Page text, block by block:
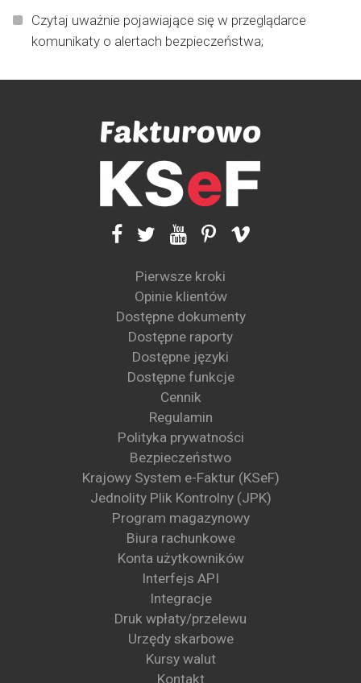
Czytaj uważnie pojawiające się w przeglądarce
komunikaty o alertach bezpieczeństwa;
Pierwsze kroki
Opinie klientów
Dostępne dokumenty
Dostępne raporty
Dostępne języki
Dostępne funkcje
Cennik
Regulamin
Polityka prywatności
Bezpieczeństwo
Krajowy System e-Faktur (KSeF)
Jednolity Plik Kontrolny (JPK)
Program magazynowy
Biura rachunkowe
Konta użytkowników
Interfejs API
Integracje
Druk wpłaty/przelewu
Urzędy skarbowe
Kursy walut
Kontakt